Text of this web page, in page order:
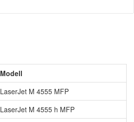
Modell
LaserJet M 4555 MFP
LaserJet M 4555 h MFP